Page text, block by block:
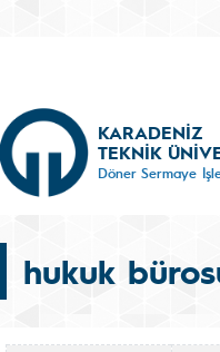
KARADENİZ
TEKNİK
Döner Sermaye
hukuk